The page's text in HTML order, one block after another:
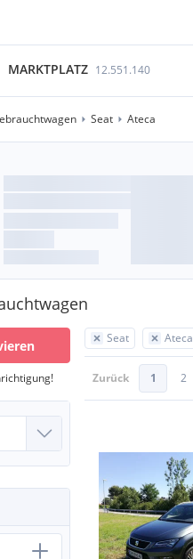
MARKTPLATZ 12.551.140
Seat Ateca
Seat Ateca
Zurück 1 2